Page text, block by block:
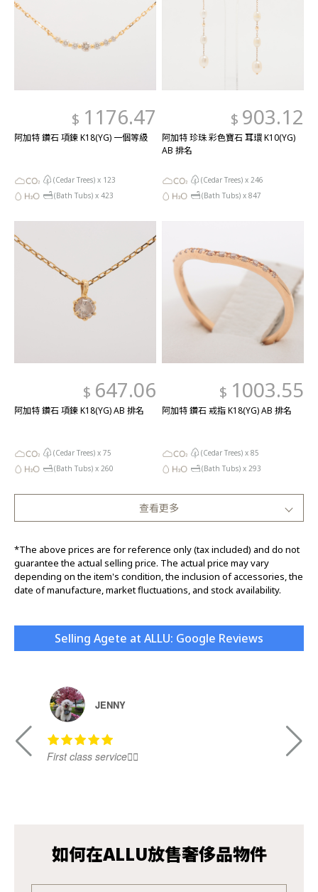
$ 1176.47
阿加特 鑽石 項鍊 K18(YG) 一個等級
(Cedar Trees) x 123
(Bath Tubs) x 423
$ 903.12
阿加特 珍珠 彩色寶石 耳環 K10(YG)
AB 排名
(Cedar Trees) x 246
(Bath Tubs) x 847
$ 647.06
阿加特 鑽石 項鍊 K18(YG) AB 排名
(Cedar Trees) x 75
(Bath Tubs) x 260
$ 1003.55
阿加特 鑽石 戒指 K18(YG) AB 排名
(Cedar Trees) x 85
(Bath Tubs) x 293
查看更多
*The above prices are for reference only (tax included) and do not
guarantee the actual selling price. The actual price may vary
depending on the item's condition, the inclusion of accessories, the
date of manufacture, market fluctuations, and stock availability.
Selling Agete at ALLU: Google Reviews
First class service👍🏻
JENNY
如何在ALLU放售奢侈品物件